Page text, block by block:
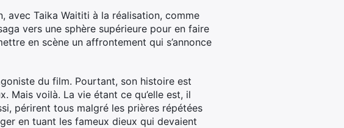
avec Taika Waititi à la réalisation, comme
vers une sphère supérieure pour en faire
en scène un affrontement qui s’annonce
du film. Pourtant, son histoire est
Mais voilà. La vie étant ce qu’elle est, il
périrent tous malgré les prières répétées
en tuant les fameux dieux qui devaient